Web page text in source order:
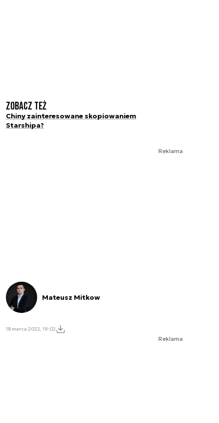
Zobacz też
Chiny zainteresowane skopiowaniem
Starshipa?
Reklama
Mateusz Mitkow
18 marca 2022, 19:02
Reklama